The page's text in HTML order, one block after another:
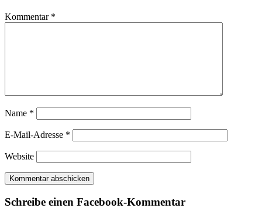
Kommentar *
Name *
E-Mail-Adresse *
Website
Schreibe einen Facebook-Kommentar